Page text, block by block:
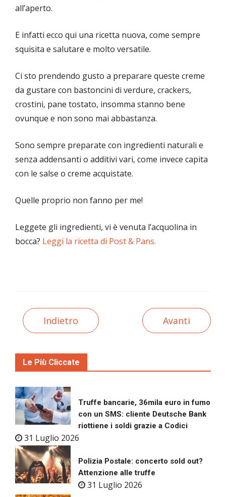
all’aperto.
E infatti ecco qui una ricetta nuova, come sempre
squisita e salutare e molto versatile.
Ci sto prendendo gusto a preparare queste creme
da gustare con bastoncini di verdure, crackers,
crostini, pane tostato, insomma stanno bene
ovunque e non sono mai abbastanza.
Sono sempre preparate con ingredienti naturali e
senza addensanti o additivi vari, come invece capita
con le salse o creme acquistate.
Quelle proprio non fanno per me!
Leggete gli ingredienti, vi è venuta l’acquolina in
bocca? Leggi la ricetta di Post & Pans.
Indietro Avanti
Le Più Cliccate
Truffe bancarie, 36mila euro in fumo
con un SMS: cliente Deutsche Bank
riottiene i soldi grazie a Codici
31 Luglio 2026
Polizia Postale: concerto sold out?
Attenzione alle truffe
31 Luglio 2026